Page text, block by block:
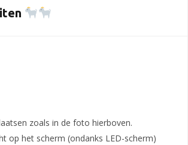
zoals in de foto hierboven.
op het scherm (ondanks LED-scherm)